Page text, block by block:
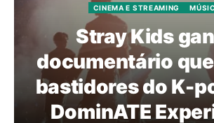
CINEMA E STREAMING
Stray Kids
documentário
bastidores do K-
DominATE